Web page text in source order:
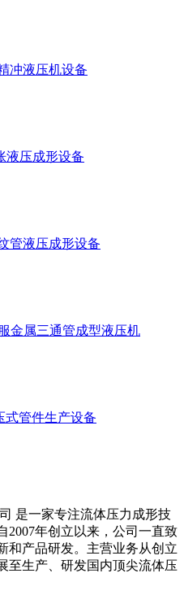
冲液压机设备
液压成形设备
管液压成形设备
金属三通管成型液压机
式管件生产设备
是一家专注流体压力成形技
2007年创立以来，公司一直致
和产品研发。主营业务从创立
至生产、研发国内顶尖流体压